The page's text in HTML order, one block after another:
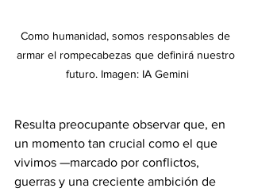
Como humanidad, somos responsables de
armar el rompecabezas que definirá nuestro
futuro. Imagen: IA Gemini
Resulta preocupante observar que, en
un momento tan crucial como el que
vivimos —marcado por conflictos,
guerras y una creciente ambición de